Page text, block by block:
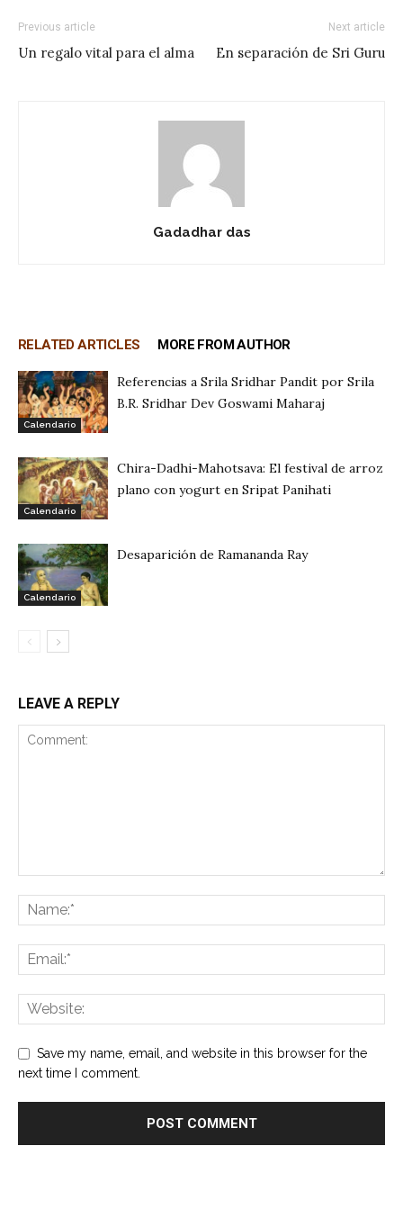
Previous article
Un regalo vital para el alma
Next article
En separación de Sri Guru
Gadadhar das
RELATED ARTICLES MORE FROM AUTHOR
Calendario
Referencias a Srila Sridhar Pandit por Srila
B.R. Sridhar Dev Goswami Maharaj
Calendario
Chira-Dadhi-Mahotsava: El festival de arroz
plano con yogurt en Sripat Panihati
Calendario
Desaparición de Ramananda Ray
LEAVE A REPLY
Save my name, email, and website in this browser for the
next time I comment.